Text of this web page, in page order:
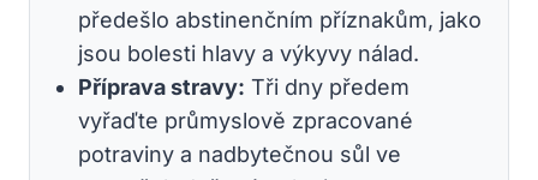
předešlo abstinenčním příznakům, jako
jsou bolesti hlavy a výkyvy nálad.
Příprava stravy: Tři dny předem
vyřaďte průmyslově zpracované
potraviny a nadbytečnou sůl ve